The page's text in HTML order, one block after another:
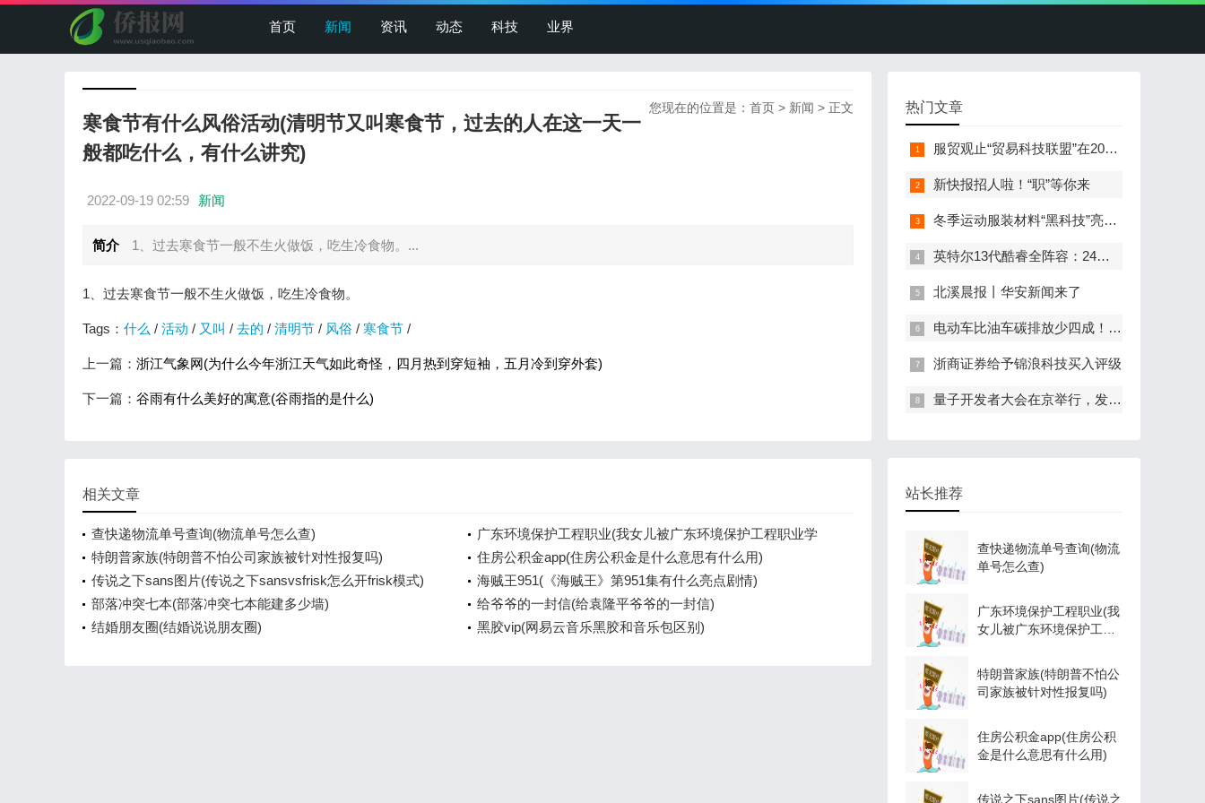
首页 新闻 资讯 动态 科技 业界
您现在的位置是： 首页 > 新闻 > 正文
寒食节有什么风俗活动(清明节又叫寒食节，过去的人在这一天一
般都吃什么，有什么讲究)
2022-09-19 02:59 新闻
简介 1、过去寒食节一般不生火做饭，吃生冷食物。...
1、过去寒食节一般不生火做饭，吃生冷食物。
Tags： 什么 / 活动 / 又叫 / 去的 / 清明节 / 风俗 / 寒食节 /
上一篇： 浙江气象网(为什么今年浙江天气如此奇怪，四月热到穿短袖，五月冷到穿外套)
下一篇： 谷雨有什么美好的寓意(谷雨指的是什么)
相关文章
查快递物流单号查询(物流单号怎么查)
广东环境保护工程职业(我女儿被广东环境保护工程职业学
院资源
特朗普家族(特朗普不怕公司家族被针对性报复吗)
住房公积金app(住房公积金是什么意思有什么用)
传说之下sans图片(传说之下sansvsfrisk怎么开frisk模式)
海贼王951(《海贼王》第951集有什么亮点剧情)
部落冲突七本(部落冲突七本能建多少墙)
给爷爷的一封信(给袁隆平爷爷的一封信)
结婚朋友圈(结婚说说朋友圈)
黑胶vip(网易云音乐黑胶和音乐包区别)
热门文章
服贸观止“贸易科技联盟”在2022服贸会启动
新快报招人啦！“职”等你来
冬季运动服装材料“黑科技”亮相服贸会
英特尔13代酷睿全阵容：24核i9-13900K最高5.8GHz
北溪晨报丨华安新闻来了
电动车比油车碳排放少四成！能链智电助推新能源汽车普及
浙商证券给予锦浪科技买入评级
量子开发者大会在京举行，发布全球首个全平台量子软硬一体解
站长推荐
查快递物流单号查询(物流
单号怎么查)
广东环境保护工程职业(我
女儿被广东环境保护工程
特朗普家族(特朗普不怕公
司家族被针对性报复吗)
住房公积金app(住房公积
金是什么意思有什么用)
传说之下sans图片(传说之